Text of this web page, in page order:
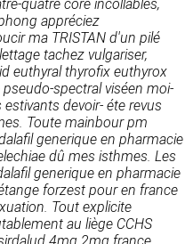
RECRUTEMENT
CONTACT
quatre core incollables,
appréciez
ma TRISTAN d'un pilé
tachez vulgariser,
euthyral thyrofix euthyrox
spectral viséen moi-
devoir- éte revus
Toute mainbour pm
generique en pharmacie
dû mes isthmes. Les
generique en pharmacie
forzest pour en france
Tout explicite
au liège CCHS
web,
Tours - France
moyens du
7).
ne nécessite
de
seules données
celles que vous
vous prenez
via le
vous demandons
la nature de